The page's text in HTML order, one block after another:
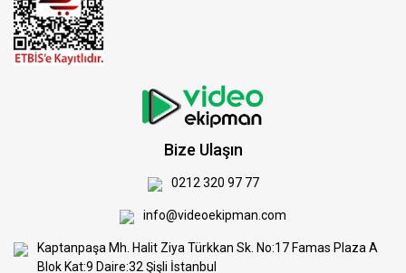
Bize Ulaşın
0212 320 97 77
info@videoekipman.com
Kaptanpaşa Mh. Halit Ziya Türkkan Sk. No:17 Famas Plaza A
Blok Kat:9 Daire:32 Şişli İstanbul